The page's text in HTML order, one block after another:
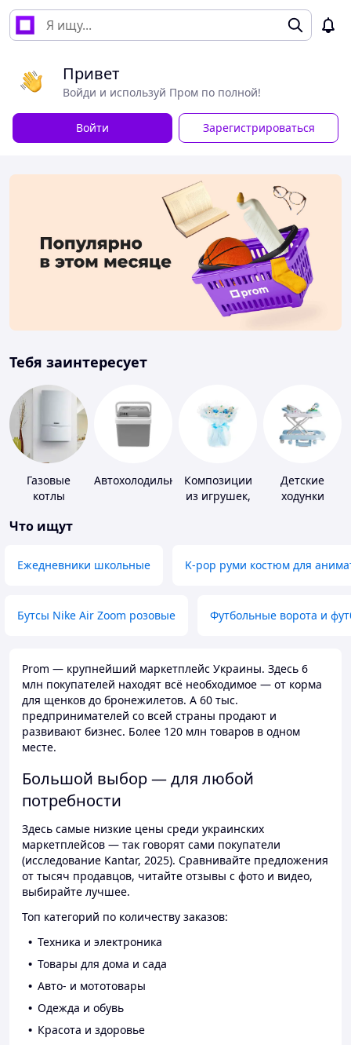
Привет
Войди и используй Пром по полной!
Войти Зарегистрироваться
Тебя заинтересует
Газовые
котлы
АвтохолодильникиКомпозиции
из игрушек,
Детские
ходунки
Что ищут
Ежедневники школьные K-pop руми костюм для
Бутсы Nike Air Zoom розовые Футбольные ворота и
Prom — крупнейший маркетплейс Украины. Здесь 6
млн покупателей находят всё необходимое — от корма
для щенков до бронежилетов. А 60 тыс.
предпринимателей со всей страны продают и
развивают бизнес. Более 120 млн товаров в одном
месте.
Большой выбор — для любой
потребности
Здесь самые низкие цены среди украинских
маркетплейсов — так говорят сами покупатели
(исследование Kantar, 2025). Сравнивайте предложения
от тысяч продавцов, читайте отзывы с фото и видео,
выбирайте лучшее.
Топ категорий по количеству заказов:
Техника и электроника
Товары для дома и сада
Авто- и мототовары
Одежда и обувь
Красота и здоровье